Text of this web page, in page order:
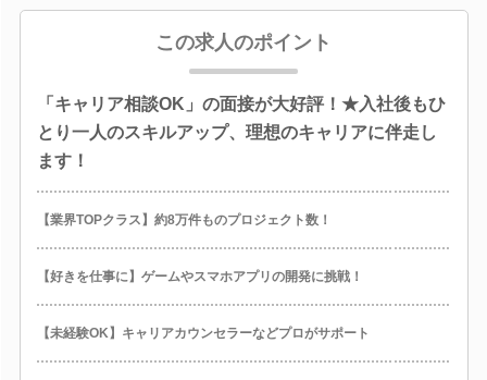
この求人のポイント
「キャリア相談OK」の面接が大好評！★入社後もひ
とり一人のスキルアップ、理想のキャリアに伴走し
ます！
【業界TOPクラス】約8万件ものプロジェクト数！
【好きを仕事に】ゲームやスマホアプリの開発に挑戦！
【未経験OK】キャリアカウンセラーなどプロがサポート